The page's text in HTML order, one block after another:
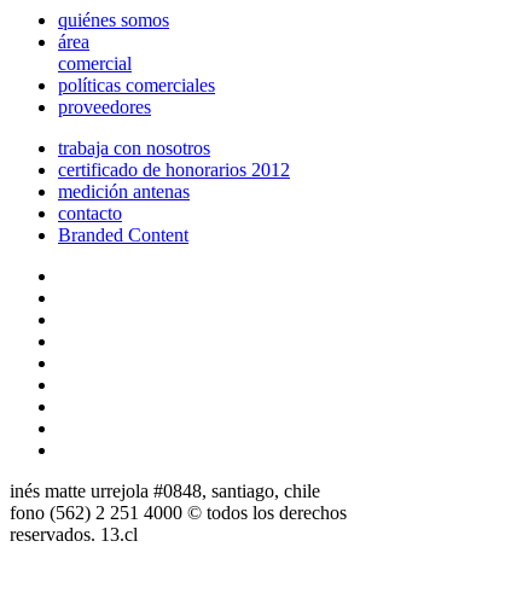
quiénes somos
área
comercial
políticas comerciales
proveedores
trabaja con nosotros
certificado de honorarios 2012
medición antenas
contacto
Branded Content
inés matte urrejola #0848, santiago, chile
fono (562) 2 251 4000 © todos los derechos
reservados. 13.cl